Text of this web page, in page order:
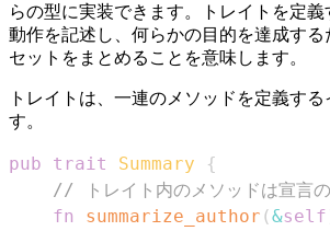
らの型に実装できます。トレイトを定義
動作を記述し、何らかの目的を達成す
セットをまとめることを意味します。
トレイトは、一連のメソッドを定義す
す。
pub trait Summary
{
// トレイト内のメソッドは宣言
fn
summarize_author (&self